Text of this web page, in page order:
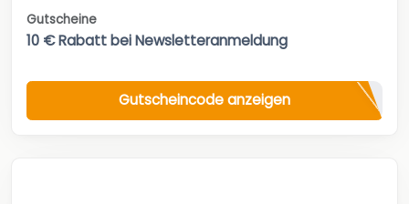
Gutscheine
10 € Rabatt bei Newsletteranmeldung
Gutscheincode anzeigen